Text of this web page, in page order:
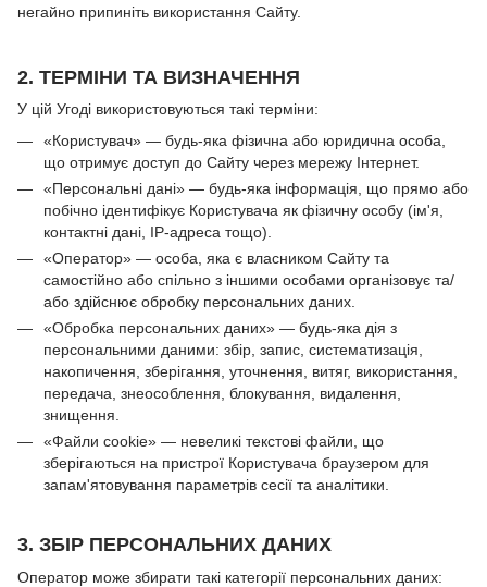
негайно припиніть використання Сайту.
2. ТЕРМІНИ ТА ВИЗНАЧЕННЯ
У цій Угоді використовуються такі терміни:
«Користувач» — будь-яка фізична або юридична особа,
що отримує доступ до Сайту через мережу Інтернет.
«Персональні дані» — будь-яка інформація, що прямо або
побічно ідентифікує Користувача як фізичну особу (ім'я,
контактні дані, IP-адреса тощо).
«Оператор» — особа, яка є власником Сайту та
самостійно або спільно з іншими особами організовує та/
або здійснює обробку персональних даних.
«Обробка персональних даних» — будь-яка дія з
персональними даними: збір, запис, систематизація,
накопичення, зберігання, уточнення, витяг, використання,
передача, знеособлення, блокування, видалення,
знищення.
«Файли cookie» — невеликі текстові файли, що
зберігаються на пристрої Користувача браузером для
запам'ятовування параметрів сесії та аналітики.
3. ЗБІР ПЕРСОНАЛЬНИХ ДАНИХ
Оператор може збирати такі категорії персональних даних: